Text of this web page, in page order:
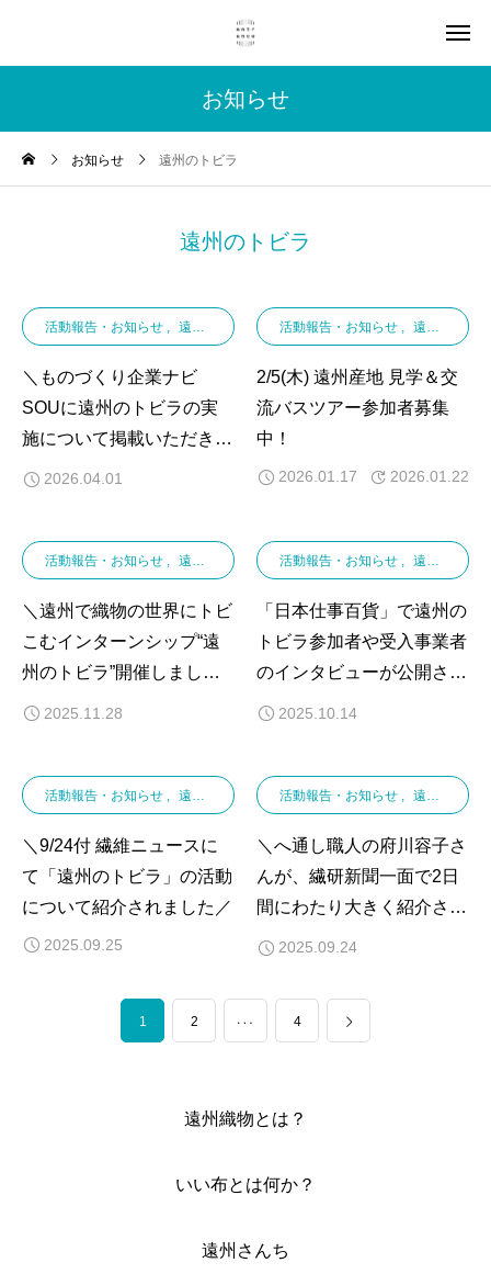
お知らせ
お知らせ 遠州のトビラ
遠州のトビラ
活動報告・お知らせ 遠州さんちの求人情報
＼ものづくり企業ナビ
SOUに遠州のトビラの実
施について掲載いただきま
した！／
2026.04.01
活動報告・お知らせ 遠州さんちの求人情報
2/5(木) 遠州産地 見学＆交
流バスツアー参加者募集
中！
2026.01.17 2026.01.22
活動報告・お知らせ 遠州さんちの求人情報
＼遠州で織物の世界にトビ
こむインターンシップ“遠
州のトビラ”開催しまし
た！／
2025.11.28
活動報告・お知らせ 遠州さんちの求人情報
「日本仕事百貨」で遠州の
トビラ参加者や受入事業者
のインタビューが公開され
ました‼︎
2025.10.14
活動報告・お知らせ 遠州さんちの求人情報
＼9/24付 繊維ニュースに
て「遠州のトビラ」の活動
について紹介されました／
2025.09.25
活動報告・お知らせ 遠州さんちの求人情報
＼へ通し職人の府川容子さ
んが、繊研新聞一面で2日
間にわたり大きく紹介され
ました！／
2025.09.24
1 2
… 4
遠州織物とは？
いい布とは何か？
遠州さんち